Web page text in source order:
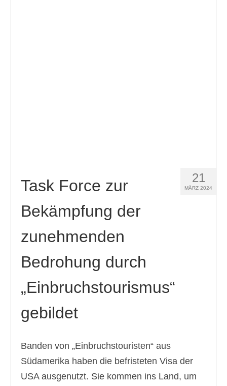
21
MÄRZ 2024
Task Force zur
Bekämpfung der
zunehmenden
Bedrohung durch
„Einbruchstourismus“
gebildet
Banden von „Einbruchstouristen“ aus
Südamerika haben die befristeten Visa der
USA ausgenutzt. Sie kommen ins Land, um